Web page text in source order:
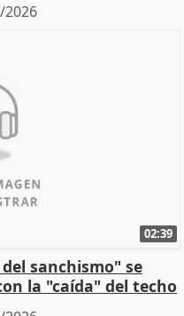
2026
02:39
sanchismo" se
la "caída" del techo